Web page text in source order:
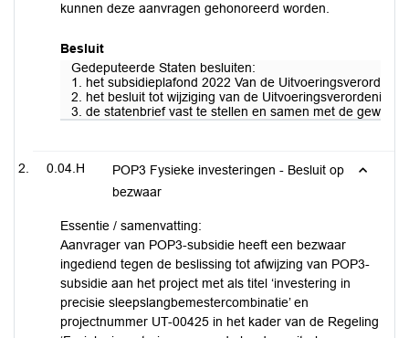
kunnen deze aanvragen gehonoreerd worden.
Besluit
Gedeputeerde Staten besluiten:
1. het subsidieplafond 2022 Van de
2. het besluit tot wijziging van de Uitvoeringsverordening
3. de statenbrief vast te stellen en samen met de
0.04.H
POP3 Fysieke investeringen - Besluit op
bezwaar
Essentie / samenvatting:
Aanvrager van POP3-subsidie heeft een bezwaar
ingediend tegen de beslissing tot afwijzing van POP3-
subsidie aan het project met als titel ‘investering in
precisie sleepslangbemestercombinatie’ en
projectnummer UT-00425 in het kader van de Regeling